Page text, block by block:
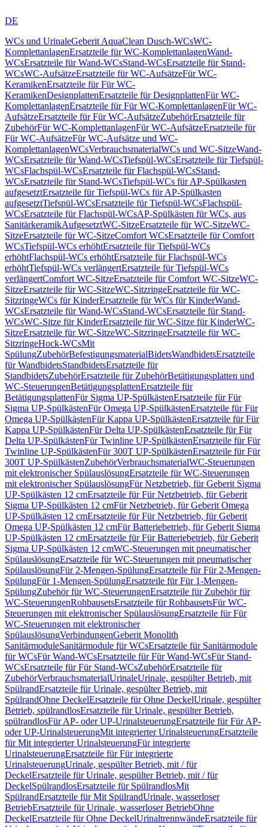
DE
WCs und UrinaleGeberit AquaClean Dusch-WCsWC-
KomplettanlagenErsatzteile für WC-KomplettanlagenWand-
WCsErsatzteile für Wand-WCsStand-WCsErsatzteile für Stand-
WCsWC-AufsätzeErsatzteile für WC-AufsätzeFür WC-
KeramikenErsatzteile für Für WC-
KeramikenDesignplattenErsatzteile für DesignplattenFür WC-
KomplettanlagenErsatzteile für Für WC-KomplettanlagenFür WC-
AufsätzeErsatzteile für Für WC-AufsätzeZubehörErsatzteile für
ZubehörFür WC-KomplettanlagenFür WC-AufsätzeErsatzteile für
Für WC-AufsätzeFür WC-Aufsätze und WC-
KomplettanlagenWCsVerbrauchsmaterialWCs und WC-SitzeWand-
WCsErsatzteile für Wand-WCsTiefspül-WCsErsatzteile für Tiefspül-
WCsFlachspül-WCsErsatzteile für Flachspül-WCsStand-
WCsErsatzteile für Stand-WCsTiefspül-WCs für AP-Spülkasten
aufgesetztErsatzteile für Tiefspül-WCs für AP-Spülkasten
aufgesetztTiefspül-WCsErsatzteile für Tiefspül-WCsFlachspül-
WCsErsatzteile für Flachspül-WCsAP-Spülkästen für WCs, aus
SanitärkeramikAufgesetztWC-SitzeErsatzteile für WC-SitzeWC-
SitzeErsatzteile für WC-SitzeComfort WCsErsatzteile für Comfort
WCsTiefspül-WCs erhöhtErsatzteile für Tiefspül-WCs
erhöhtFlachspül-WCs erhöhtErsatzteile für Flachspül-WCs
erhöhtTiefspül-WCs verlängertErsatzteile für Tiefspül-WCs
verlängertComfort WC-SitzeErsatzteile für Comfort WC-SitzeWC-
SitzeErsatzteile für WC-SitzeWC-SitzringeErsatzteile für WC-
SitzringeWCs für KinderErsatzteile für WCs für KinderWand-
WCsErsatzteile für Wand-WCsStand-WCsErsatzteile für Stand-
WCsWC-Sitze für KinderErsatzteile für WC-Sitze für KinderWC-
SitzeErsatzteile für WC-SitzeWC-SitzringeErsatzteile für WC-
SitzringeHock-WCsMit
SpülungZubehörBefestigungsmaterialBidetsWandbidetsErsatzteile
für WandbidetsStandbidetsErsatzteile für
StandbidetsZubehörErsatzteile für ZubehörBetätigungsplatten und
WC-SteuerungenBetätigungsplattenErsatzteile für
BetätigungsplattenFür Sigma UP-SpülkästenErsatzteile für Für
Sigma UP-SpülkästenFür Omega UP-SpülkästenErsatzteile für Für
Omega UP-SpülkästenFür Kappa UP-SpülkästenErsatzteile für Für
Kappa UP-SpülkästenFür Delta UP-SpülkästenErsatzteile für Für
Delta UP-SpülkästenFür Twinline UP-SpülkästenErsatzteile für Für
Twinline UP-SpülkästenFür 300T UP-SpülkästenErsatzteile für Für
300T UP-SpülkästenZubehörVerbrauchsmaterialWC-Steuerungen
mit elektronischer SpülauslösungErsatzteile für WC-Steuerungen
mit elektronischer SpülauslösungFür Netzbetrieb, für Geberit Sigma
UP-Spülkästen 12 cmErsatzteile für Für Netzbetrieb, für Geberit
Sigma UP-Spülkästen 12 cmFür Netzbetrieb, für Geberit Omega
UP-Spülkästen 12 cmErsatzteile für Für Netzbetrieb, für Geberit
Omega UP-Spülkästen 12 cmFür Batteriebetrieb, für Geberit Sigma
UP-Spülkästen 12 cmErsatzteile für Für Batteriebetrieb, für Geberit
Sigma UP-Spülkästen 12 cmWC-Steuerungen mit pneumatischer
SpülauslösungErsatzteile für WC-Steuerungen mit pneumatischer
SpülauslösungFür 2-Mengen-SpülungErsatzteile für Für 2-Mengen-
SpülungFür 1-Mengen-SpülungErsatzteile für Für 1-Mengen-
SpülungZubehör für WC-SteuerungenErsatzteile für Zubehör für
WC-SteuerungenRohbausetsErsatzteile für RohbausetsFür WC-
Steuerungen mit elektronischer SpülauslösungErsatzteile für Für
WC-Steuerungen mit elektronischer
SpülauslösungVerbindungenGeberit Monolith
SanitärmoduleSanitärmodule für WCsErsatzteile für Sanitärmodule
für WCsFür Wand-WCsErsatzteile für Für Wand-WCsFür Stand-
WCsErsatzteile für Für Stand-WCsZubehörErsatzteile für
ZubehörVerbrauchsmaterialUrinaleUrinale, gespülter Betrieb, mit
SpülrandErsatzteile für Urinale, gespülter Betrieb, mit
SpülrandOhne DeckelErsatzteile für Ohne DeckelUrinale, gespülter
Betrieb, spülrandlosErsatzteile für Urinale, gespülter Betrieb,
spülrandlosFür AP- oder UP-UrinalsteuerungErsatzteile für Für AP-
oder UP-UrinalsteuerungMit integrierter UrinalsteuerungErsatzteile
für Mit integrierter UrinalsteuerungFür integrierte
UrinalsteuerungErsatzteile für Für integrierte
UrinalsteuerungUrinale, gespülter Betrieb, mit / für
DeckelErsatzteile für Urinale, gespülter Betrieb, mit / für
DeckelSpülrandlosErsatzteile für SpülrandlosMit
SpülrandErsatzteile für Mit SpülrandUrinale, wasserloser
BetriebErsatzteile für Urinale, wasserloser BetriebOhne
DeckelErsatzteile für Ohne DeckelUrinaltrennwändeErsatzteile für